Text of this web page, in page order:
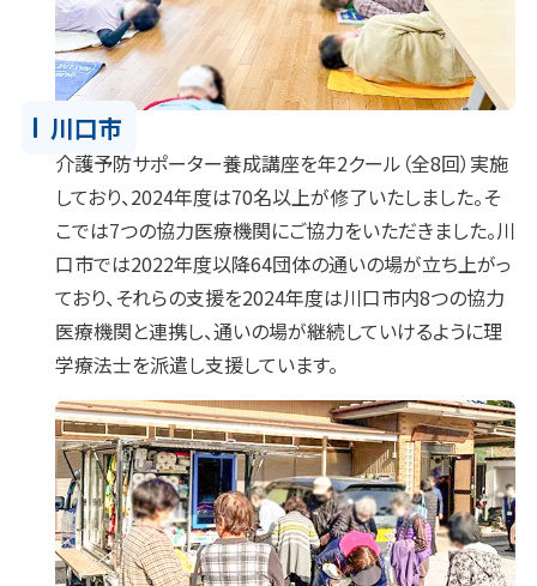
川口市
介護予防サポーター養成講座を年2クール（全8回）実施
しており、2024年度は70名以上が修了いたしました。そ
こでは7つの協力医療機関にご協力をいただきました。川
口市では2022年度以降64団体の通いの場が立ち上がっ
ており、それらの支援を2024年度は川口市内8つの協力
医療機関と連携し、通いの場が継続していけるように理
学療法士を派遣し支援しています。